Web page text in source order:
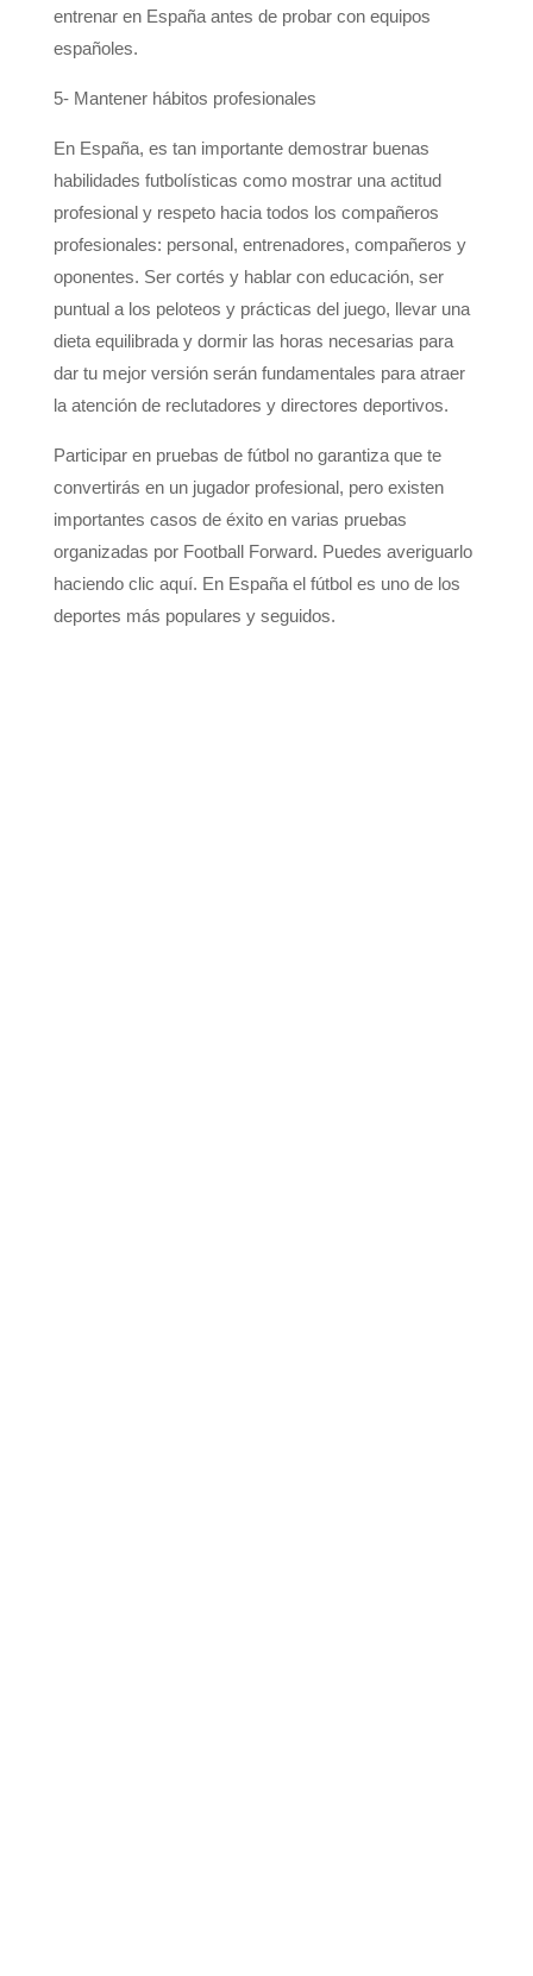
entrenar en España antes de probar con equipos
españoles.
5- Mantener hábitos profesionales
En España, es tan importante demostrar buenas
habilidades futbolísticas como mostrar una actitud
profesional y respeto hacia todos los compañeros
profesionales: personal, entrenadores, compañeros y
oponentes. Ser cortés y hablar con educación, ser
puntual a los peloteos y prácticas del juego, llevar una
dieta equilibrada y dormir las horas necesarias para
dar tu mejor versión serán fundamentales para atraer
la atención de reclutadores y directores deportivos.
Participar en pruebas de fútbol no garantiza que te
convertirás en un jugador profesional, pero existen
importantes casos de éxito en varias pruebas
organizadas por Football Forward. Puedes averiguarlo
haciendo clic aquí. En España el fútbol es uno de los
deportes más populares y seguidos.